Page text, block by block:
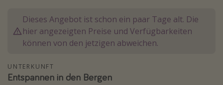
Goa Urlaub
St. Lucia Urlaub
Kefalonia Urlaub
Krabi Urlaub
Tulum Urlaub
Dieses Angebot ist schon ein paar Tage alt. Die
hier angezeigten Preise und Verfügbarkeiten
können von den jetzigen abweichen.
UNTERKUNFT
Entspannen in den Bergen